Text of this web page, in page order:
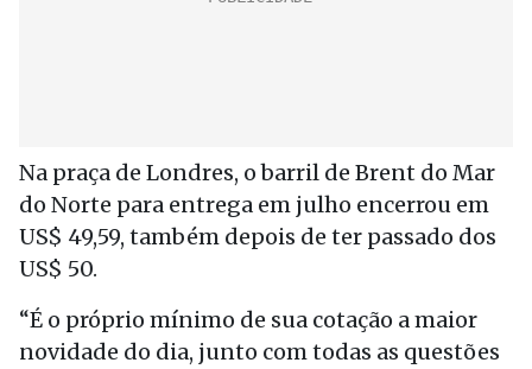
Na praça de Londres, o barril de Brent do Mar
do Norte para entrega em julho encerrou em
US$ 49,59, também depois de ter passado dos
US$ 50.
“É o próprio mínimo de sua cotação a maior
novidade do dia, junto com todas as questões